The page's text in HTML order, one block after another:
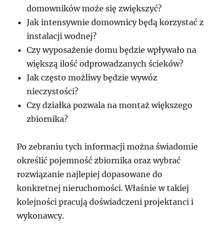
domowników może się zwiększyć?
Jak intensywnie domownicy będą korzystać z
instalacji wodnej?
Czy wyposażenie domu będzie wpływało na
większą ilość odprowadzanych ścieków?
Jak często możliwy będzie wywóz
nieczystości?
Czy działka pozwala na montaż większego
zbiornika?
Po zebraniu tych informacji można świadomie
określić pojemność zbiornika oraz wybrać
rozwiązanie najlepiej dopasowane do
konkretnej nieruchomości. Właśnie w takiej
kolejności pracują doświadczeni projektanci i
wykonawcy.